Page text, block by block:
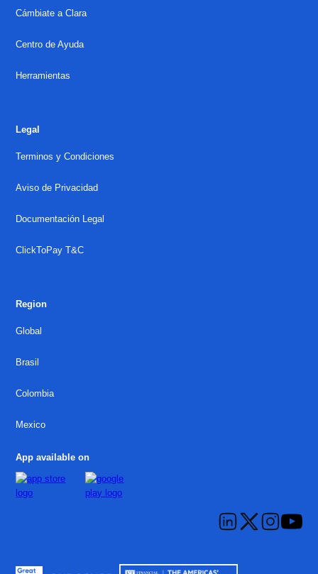
Cámbiate a Clara
Centro de Ayuda
Herramientas
Legal
Terminos y Condiciones
Aviso de Privacidad
Documentación Legal
ClickToPay T&C
Region
Global
Brasil
Colombia
Mexico
App available on